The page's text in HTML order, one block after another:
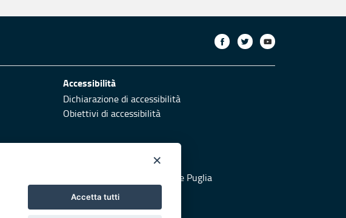
Accessibilità
Dichiarazione di accessibilità
Obiettivi di accessibilità
Vai al sito di Protezione Civile Puglia
×
Accetta tutti